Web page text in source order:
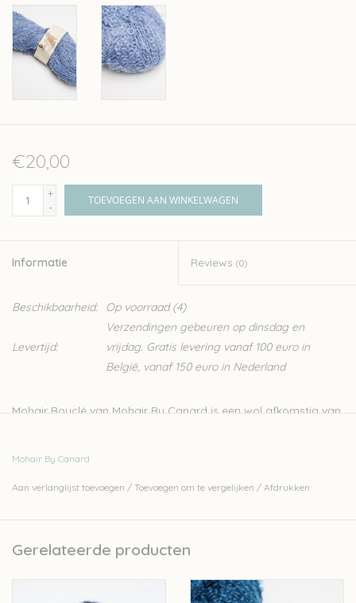
€20,00
+
-
TOEVOEGEN AAN WINKELWAGEN
Informatie Reviews (0)
Beschikbaarheid: Op voorraad(4)
Levertijd:
Verzendingen gebeuren op dinsdag en
vrijdag. Gratis levering vanaf 100 euro in
België, vanaf 150 euro in Nederland
Mohair Bouclé van Mohair By Canard is een wol afkomstig van
voor een mooie structuur zorgt. Het is gemaakt van een iets
erg vlot waardoor je in geen tijd een warme sjaal, trui of deken
Mohair By Canard
Aan verlanglijst toevoegen / Toevoegen om te vergelijken / Afdrukken
Gerelateerde producten